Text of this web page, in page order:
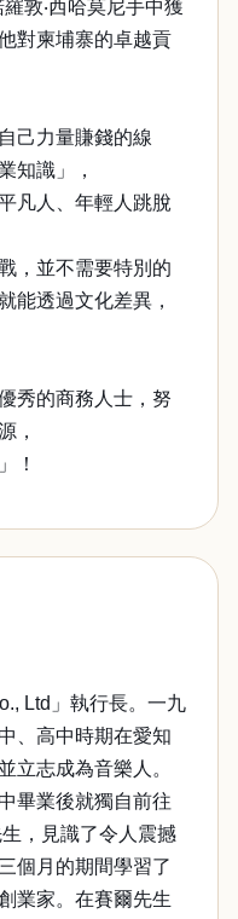
敦‧西哈莫尼手中獲
對柬埔寨的卓越貢
己力量賺錢的線
知識」，
凡人、年輕人跳脫
，並不需要特別的
能透過文化差異，
秀的商務人士，努
，
！
Ltd」執行長。一九
、高中時期在愛知
立志成為音樂人。
畢業後就獨自前往
，見識了令人震撼
個月的期間學習了
業家。在賽爾先生